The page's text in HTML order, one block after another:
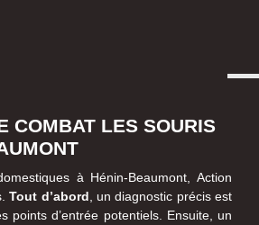
COMBAT LES SOURIS
à Hénin-Beaumont, Action
Tout d’abord , un diagnostic précis est
points d’entrée potentiels. Ensuite, un